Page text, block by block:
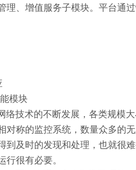
理、增值服务子模块。平台通
模块
技术的不断发展，各类规模大
对称的监控系统，数量众多的
到及时的发现和处理，也就很
行很有必要。